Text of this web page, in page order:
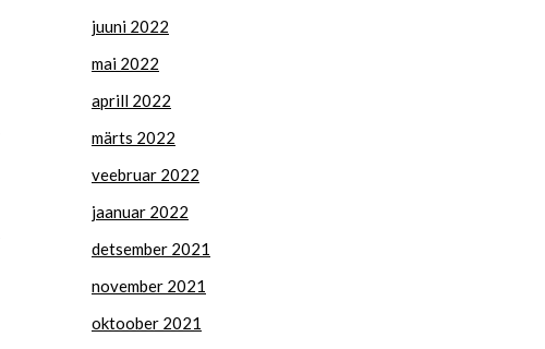
juuni 2022
mai 2022
aprill 2022
märts 2022
veebruar 2022
jaanuar 2022
detsember 2021
november 2021
oktoober 2021